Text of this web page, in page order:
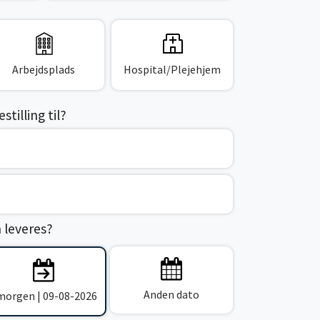
Arbejdsplads Hospital/Plejehjem
til?
| 09-08-2026 Anden dato